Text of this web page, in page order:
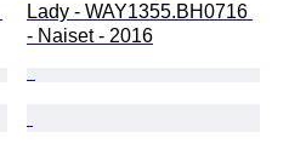
Lady - WAY1355.BH0716
- Naiset - 2016